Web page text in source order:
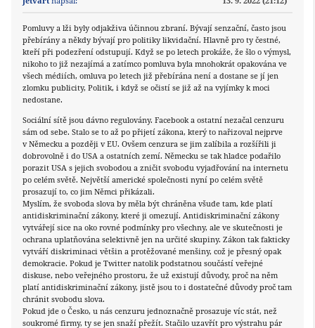
Pomluvy a lži byly odjakživa účinnou zbraní. Bývají senzační, často jsou
přebírány a někdy bývají pro politiky likvidační. Hlavně pro ty čestné,
kteří při podezření odstupují. Když se po letech prokáže, že šlo o výmysl,
nikoho to již nezajímá a zatímco pomluva byla mnohokrát opakována ve
všech médiích, omluva po letech již přebírána není a dostane se jí jen
zlomku publicity, Politik, i když se očistí se již až na vyjímky k moci
nedostane.
Sociální sítě jsou dávno regulovány. Facebook a ostatní nezačal cenzuru
sám od sebe. Stalo se to až po přijetí zákona, který to nařizoval nejprve
v Německu a později v EU. Ovšem cenzura se jim zalíbila a rozšířili ji
dobrovolně i do USA a ostatních zemí. Německu se tak hladce podařilo
porazit USA s jejich svobodou a zničit svobodu vyjadřování na internetu
po celém světě. Největší americké společnosti nyní po celém světě
prosazují to, co jim Němci přikázali.
Myslím, že svoboda slova by měla být chráněna všude tam, kde platí
antidiskriminační zákony, které ji omezují. Antidiskriminační zákony
vytvářejí sice na oko rovné podmínky pro všechny, ale ve skutečnosti je
ochrana uplatňována selektivně jen na určité skupiny. Zákon tak fakticky
vytváří diskriminaci většin a protěžované menšiny, což je přesný opak
demokracie. Pokud je Twitter natolik podstatnou součástí veřejné
diskuse, nebo veřejného prostoru, že už existují důvody, proč na něm
platí antidiskriminační zákony, jistě jsou to i dostatečné důvody proč tam
chránit svobodu slova.
Pokud jde o Česko, u nás cenzuru jednoznačně prosazuje víc stát, než
soukromé firmy, ty se jen snaží přežít. Stačilo uzavřít pro výstrahu pár